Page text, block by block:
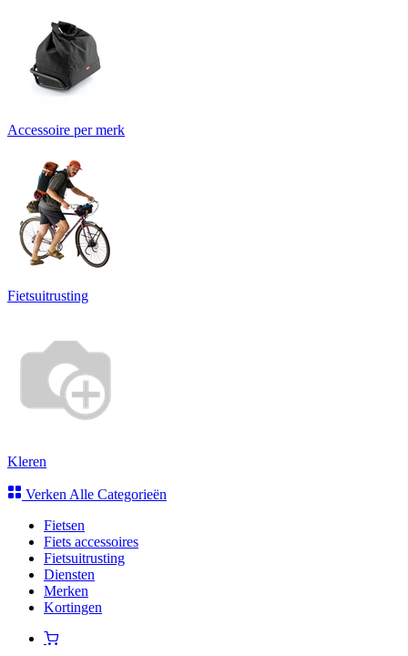
Accessoire per merk
Fietsuitrusting
Kleren
Verken Alle Categorieën
Fietsen
Fiets accessoires
Fietsuitrusting
Diensten
Merken
Kortingen